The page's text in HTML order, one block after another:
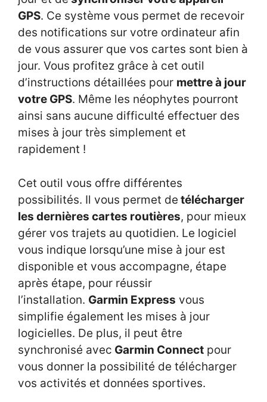
GPS. Ce système vous permet de recevoir
des notifications sur votre ordinateur afin
de vous assurer que vos cartes sont bien à
jour. Vous profitez grâce à cet outil
d’instructions détaillées pour mettre à jour
votre GPS. Même les néophytes pourront
ainsi sans aucune difficulté effectuer des
mises à jour très simplement et
rapidement !
Cet outil vous offre différentes
possibilités. Il vous permet de télécharger
les dernières cartes routières, pour mieux
gérer vos trajets au quotidien. Le logiciel
vous indique lorsqu’une mise à jour est
disponible et vous accompagne, étape
après étape, pour réussir
l’installation. Garmin Express vous
simplifie également les mises à jour
logicielles. De plus, il peut être
synchronisé avec Garmin Connect pour
vous donner la possibilité de télécharger
vos activités et données sportives.